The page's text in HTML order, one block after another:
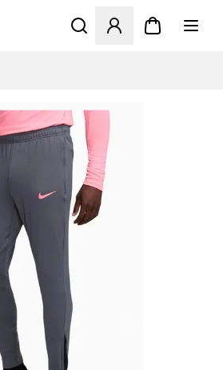
Megnyit egy modált a